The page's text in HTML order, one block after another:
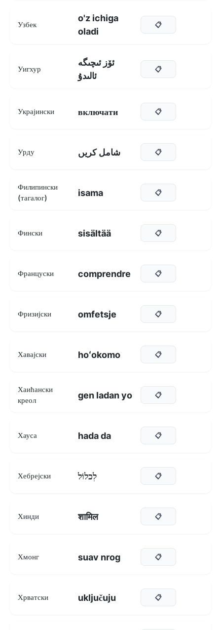
Узбек
o'z ichiga
oladi
📋
Уигхур
ئۆز ئىچىگە
ئالىدۇ
📋
Украјински включати 📋
Урду شامل کریں 📋
Филипински
(тагалог)
isama 📋
Фински sisältää 📋
Француски comprendre 📋
Фризијски omfetsje 📋
Хавајски hoʻokomo 📋
Хаићански
креол
gen ladan yo 📋
Хауса hada da 📋
Хебрејски לִכלוֹל 📋
Хинди शामिल 📋
Хмонг suav nrog 📋
Хрватски uključuju 📋